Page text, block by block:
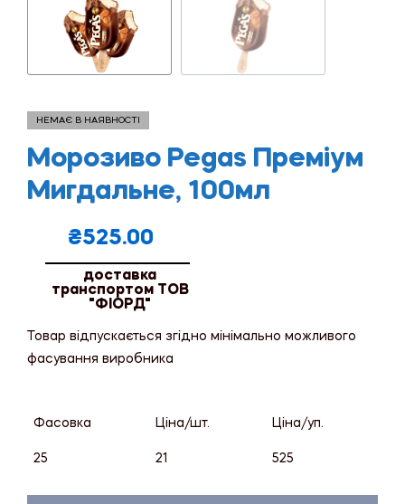
НЕМАЄ В НАЯВНОСТІ
Морозиво Pegas Преміум
Мигдальне, 100мл
₴525.00
доставка
транспортом ТОВ
"ФІОРД"
Товар відпускається згідно мінімально можливого
фасування виробника
Фасовка Ціна/шт. Ціна/уп.
25 21 525